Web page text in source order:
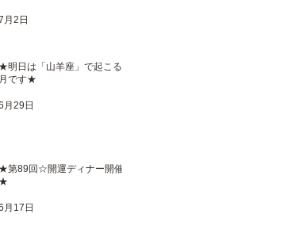
月2日
★明日は「山羊座」で起こる満
月です★
月29日
★第89回☆開運ディナー開催
★
月17日